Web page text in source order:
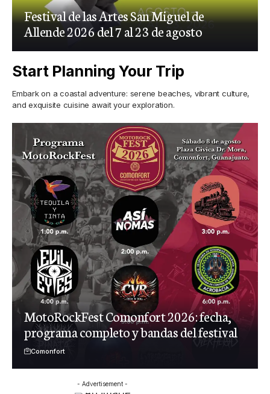
Festival de las Artes San Miguel de
Allende 2026 del 7 al 23 de agosto
Start Planning Your Trip
Embark on a coastal adventure: serene beaches, vibrant culture,
and exquisite cuisine await your exploration.
MotoRockFest Comonfort 2026: fecha,
programa completo y bandas del festival
Comonfort
- Advertisement -